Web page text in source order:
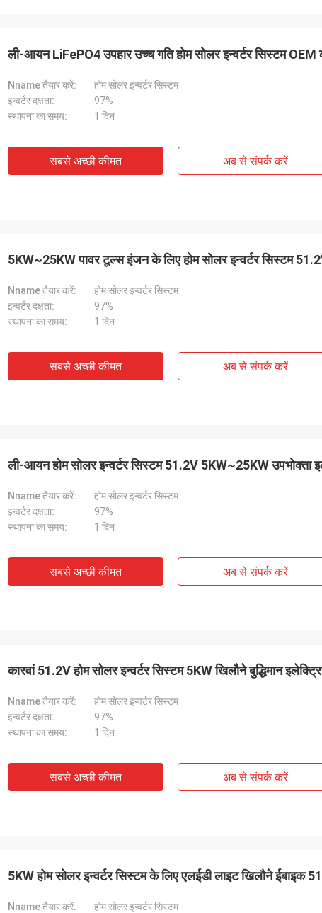
ली-आयन LiFePO4 उपहार उच्च गति होम सोलर इन्वर्टर सिस्टम OEM
Nname तैयार करें:
होम सोलर इन्वर्टर सिस्टम
इन्वर्टर दक्षता:
97%
स्थापना का समय:
1 दिन
सबसे अच्छी कीमत अब से संपर्क करें
5KW~25KW पावर टूल्स इंजन के लिए होम सोलर इन्वर्टर सिस्टम
Nname तैयार करें:
होम सोलर इन्वर्टर सिस्टम
इन्वर्टर दक्षता:
97%
स्थापना का समय:
1 दिन
सबसे अच्छी कीमत अब से संपर्क करें
ली-आयन होम सोलर इन्वर्टर सिस्टम 51.2V 5KW~25KW उपभोक्ता
Nname तैयार करें:
होम सोलर इन्वर्टर सिस्टम
इन्वर्टर दक्षता:
97%
स्थापना का समय:
1 दिन
सबसे अच्छी कीमत अब से संपर्क करें
कारवां 51.2V होम सोलर इन्वर्टर सिस्टम 5KW खिलौने बुद्धिमान
Nname तैयार करें:
होम सोलर इन्वर्टर सिस्टम
इन्वर्टर दक्षता:
97%
स्थापना का समय:
1 दिन
सबसे अच्छी कीमत अब से संपर्क करें
5KW होम सोलर इन्वर्टर सिस्टम के लिए एलईडी लाइट खिलौने ईबाइक
Nname तैयार करें:
होम सोलर इन्वर्टर सिस्टम